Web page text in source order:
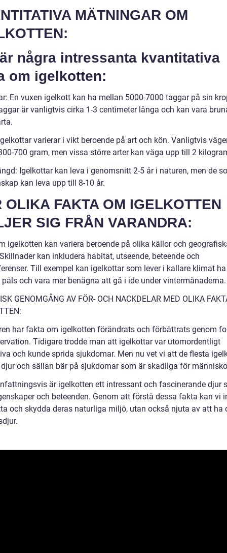
MÄTNINGAR OM
några intressanta kvantitativa
om igelkotten:
En vuxen igelkott kan ha mellan 5000-7000 taggar på sin
är vanligtvis cirka 1-3 centimeter långa och kan vara
varierar i vikt beroende på art och kön. Vanligtvis
700 gram, men vissa större arter kan väga upp till 2
Igelkottar kan leva i genomsnitt 2-5 år i naturen, men de
kan leva upp till 8-10 år.
OLIKA FAKTA OM IGELKOTTEN
SIG FRÅN VARANDRA:
igelkotten kan variera beroende på olika källor och
kan inkludera habitat, utseende, beteende och
Till exempel kan igelkottar som lever i kallare klimat ha
och vara mer benägna att gå i ide under vintermånaderna.
GENOMGÅNG AV FÖR- OCH NACKDELAR MED OLIKA
har fakta om igelkotten förändrats och förbättrats genom
Tidigare trodde man att igelkottar var utomordentligt
och kunde sprida sjukdomar. Men nu vet vi att de flesta
och sällan bär på sjukdomar som är skadliga för
är igelkotten ett intressant och fascinerande djur
och beteenden. Genom att förstå dessa fakta kan vi
och skydda deras naturliga miljö, utan också njuta av att ha